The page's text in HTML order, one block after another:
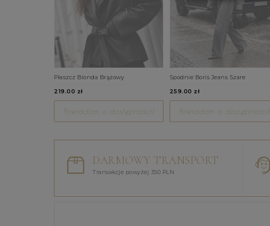
Płaszcz Bionda Brązowy
219.00 zł
Powiadom o dostępności!
Spodnie Boris Jeans Szare
259.00 zł
Powiadom o dostępności!
DARMOWY TRANSPORT
Transakcje powyżej 350 PLN